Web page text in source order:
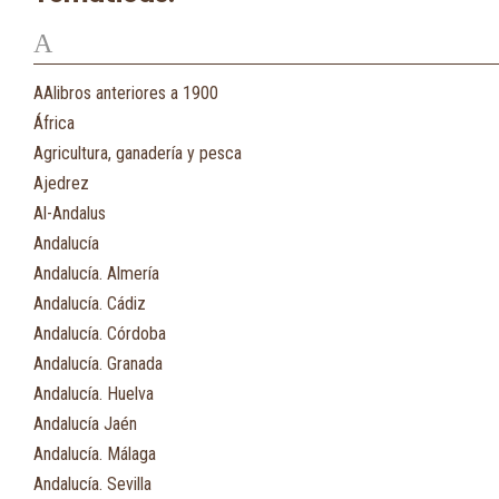
A
AAlibros anteriores a 1900
África
Agricultura, ganadería y pesca
Ajedrez
Al-Andalus
Andalucía
Andalucía. Almería
Andalucía. Cádiz
Andalucía. Córdoba
Andalucía. Granada
Andalucía. Huelva
Andalucía Jaén
Andalucía. Málaga
Andalucía. Sevilla